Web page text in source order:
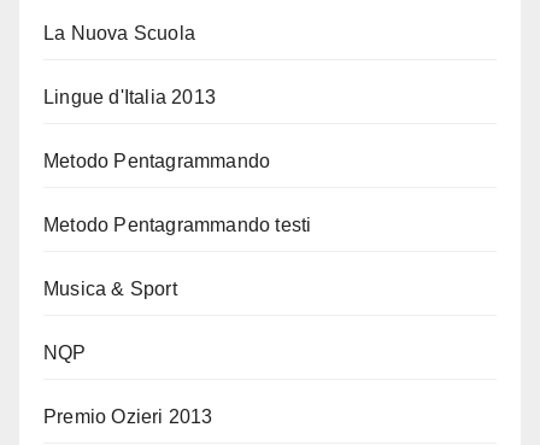
La Nuova Scuola
Lingue d'Italia 2013
Metodo Pentagrammando
Metodo Pentagrammando testi
Musica & Sport
NQP
Premio Ozieri 2013